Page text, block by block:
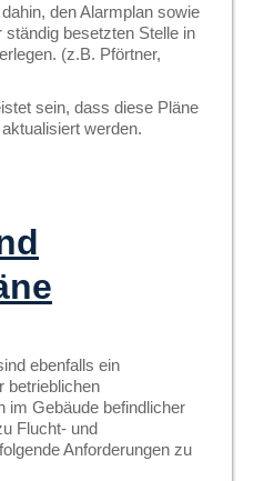
den Alarmplan sowie
besetzten Stelle in
(z.B. Pförtner,
sein, dass diese Pläne
werden.
ebenfalls ein
betrieblichen
im Gebäude befindlicher
Flucht- und
Anforderungen zu